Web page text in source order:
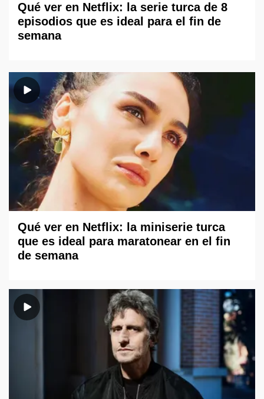
Qué ver en Netflix: la serie turca de 8
episodios que es ideal para el fin de
semana
Qué ver en Netflix: la miniserie turca
que es ideal para maratonear en el fin
de semana